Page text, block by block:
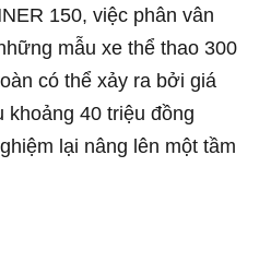
150, việc phân vân
mẫu xe thể thao 300
có thể xảy ra bởi giá
khoảng 40 triệu đồng
lại nâng lên một tầm